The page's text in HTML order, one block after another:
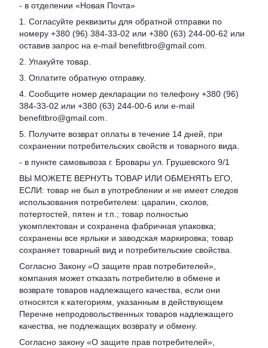
- в отделении «Новая Почта»
1. Согласуйте реквизиты для обратной отправки по
номеру +380 (96) 384-33-02 или +380 (63) 244-00-62 или
оставив запрос на e-mail benefitbro@gmail.com.
2. Упакуйте товар.
3. Оплатите обратную отправку.
4. Сообщите номер декларации по телефону +380 (96)
384-33-02 или +380 (63) 244-00-6 или e-mail
benefitbro@gmail.com.
5. Получите возврат оплаты в течение 14 дней, при
сохранении потребительских свойств и товарного вида.
- в пункте самовывоза г. Бровары ул. Грушевского 9/1
ВЫ МОЖЕТЕ ВЕРНУТЬ ТОВАР ИЛИ ОБМЕНЯТЬ ЕГО,
ЕСЛИ: товар не был в употреблении и не имеет следов
использования потребителем: царапин, сколов,
потертостей, пятен и т.п.; товар полностью
укомплектован и сохранена фабричная упаковка;
сохранены все ярлыки и заводская маркировка; товар
сохраняет товарный вид и потребительские свойства.
Согласно Закону «О защите прав потребителей»,
компания может отказать потребителю в обмене и
возврате товаров надлежащего качества, если они
относятся к категориям, указанным в действующем
Перечне непродовольственных товаров надлежащего
качества, не подлежащих возврату и обмену.
Согласно закону «О защите прав потребителей»,